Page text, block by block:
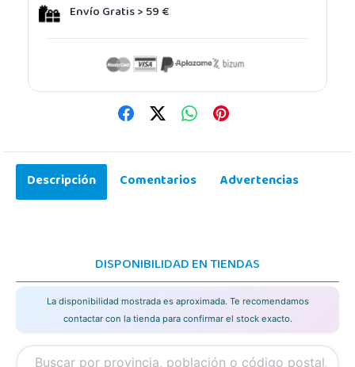
Envío Gratis > 59 €
Descripción Comentarios Advertencias
DISPONIBILIDAD EN TIENDAS
La disponibilidad mostrada es aproximada. Te recomendamos
contactar con la tienda para confirmar el stock exacto.